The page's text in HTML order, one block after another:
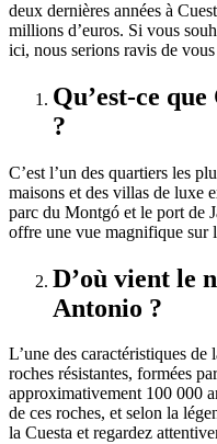
deux dernières années à
millions d’euros. Si vous
ici, nous serions ravis de
Qu’est-ce
?
C’est l’un des quartiers les
maisons et des villas de luxe
parc du Montgó et le port de
offre une vue magnifique sur
D’où vient le
Antonio ?
L’une des caractéristiques
roches résistantes, formées
approximativement 100 000
de ces roches, et selon la
la Cuesta et regardez